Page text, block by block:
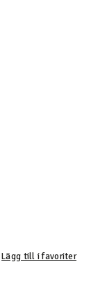
Lägg till i favoriter